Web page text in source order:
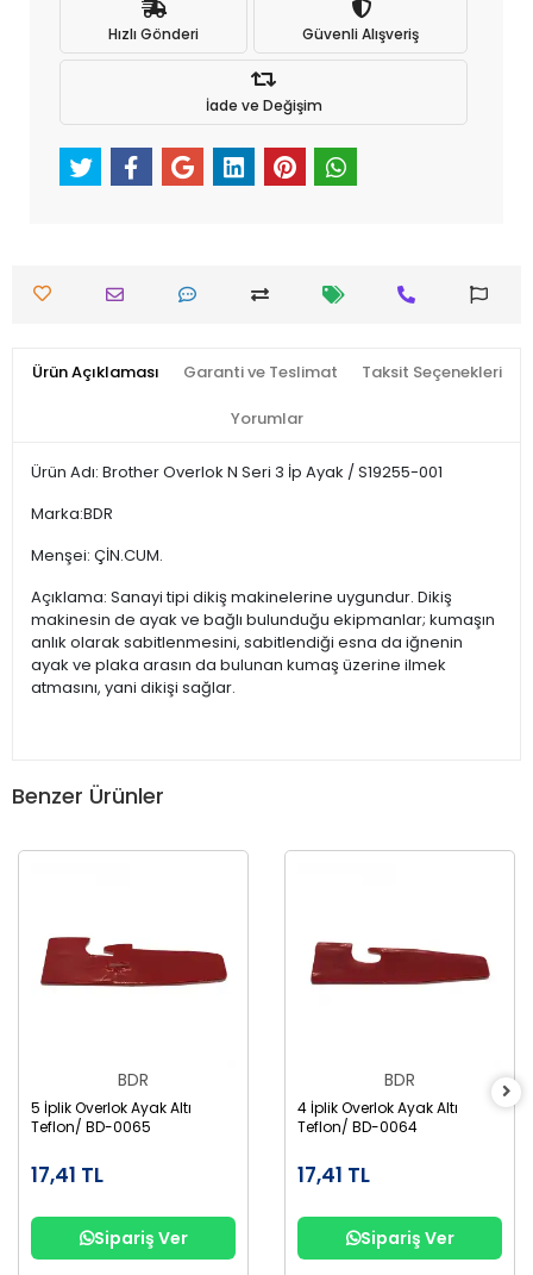
Hızlı Gönderi Güvenli Alışveriş
İade ve Değişim
Ürün Açıklaması Garanti ve Teslimat Taksit Seçenekleri
Yorumlar
Ürün Adı: Brother Overlok N Seri 3 İp Ayak / S19255-001
Marka:BDR
Menşei: ÇİN.CUM.
Açıklama: Sanayi tipi dikiş makinelerine uygundur. Dikiş
makinesin de ayak ve bağlı bulunduğu ekipmanlar; kumaşın
anlık olarak sabitlenmesini, sabitlendiği esna da iğnenin
ayak ve plaka arasın da bulunan kumaş üzerine ilmek
atmasını, yani dikişi sağlar.
Benzer Ürünler
BDR
5 İplik Overlok Ayak Altı
Teflon/ BD-0065
17,41 TL
Sipariş Ver
BDR
4 İplik Overlok Ayak Altı
Teflon/ BD-0064
17,41 TL
Sipariş Ver